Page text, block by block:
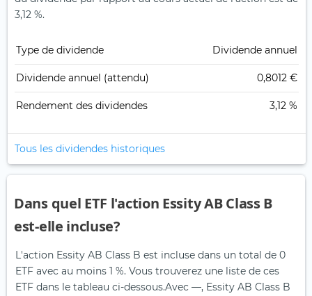
3,12 %.
Type de dividende Dividende annuel
Dividende annuel (attendu) 0,8012 €
Rendement des dividendes 3,12 %
Tous les dividendes historiques
Dans quel ETF l'action Essity AB Class B
est-elle incluse?
L'action Essity AB Class B est incluse dans un total de 0
ETF avec au moins 1 %. Vous trouverez une liste de ces
ETF dans le tableau ci-dessous.Avec —, Essity AB Class B